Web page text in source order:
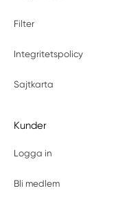
Filter
Integritetspolicy
Sajtkarta
Kunder
Logga in
Bli medlem